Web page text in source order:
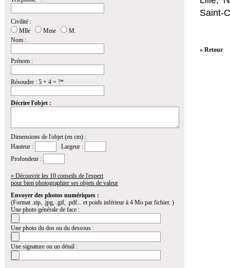
Civilité :
Mlle
Mme
M.
Nom :
Prénom :
Résoudre : 5 + 4 = ?*
Décrire l'objet :
Dimensions de l'objet (en cm) :
Hauteur :
Largeur :
Profondeur :
» Découvrir les 10 conseils de l'expert
pour bien photographier ses objets de valeur
Envoyer des photos numériques :
(Format .zip, .jpg, .gif, .pdf... et poids inférieur à 4 Mo par fichier. )
Une photo générale de face :
Une photo du dos ou du dessous :
Une signature ou un détail :
Saint-
» Retour